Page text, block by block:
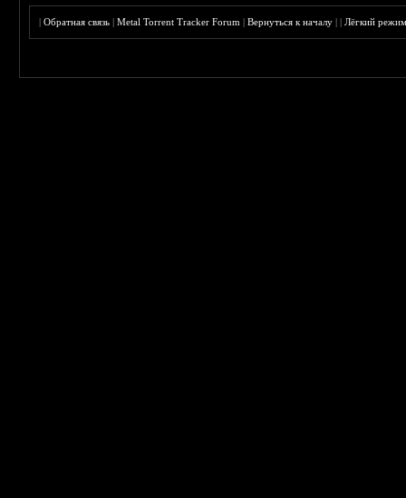
|Обратная связь |Metal Torrent Tracker Forum |Вернуться к началу ||Лёгкий